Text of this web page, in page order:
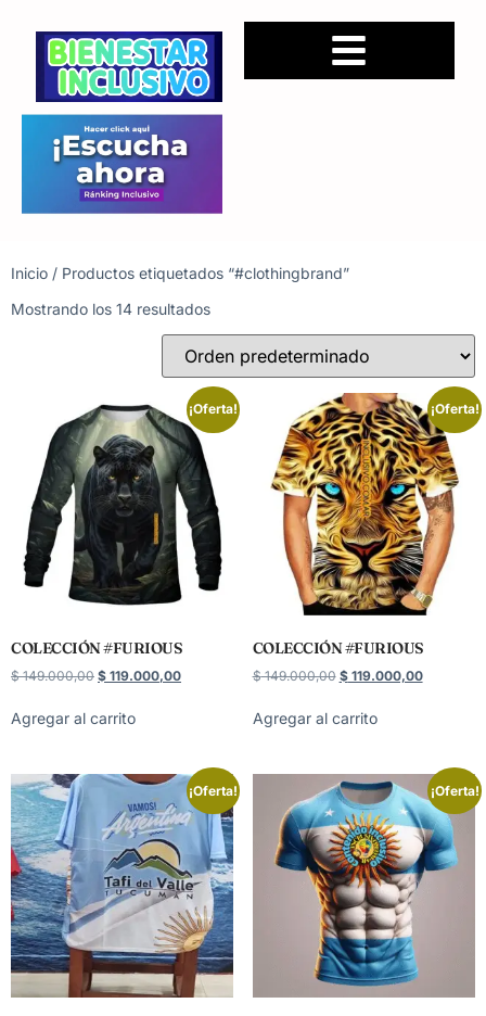
Inicio / Productos etiquetados “#clothingbrand”
Mostrando los 14 resultados
¡Oferta!
COLECCIÓN #FURIOUS
$149.000,00 $ 119.000,00
Agregar al carrito
¡Oferta!
COLECCIÓN #FURIOUS
$149.000,00 $119.000,00
Agregar al carrito
¡Oferta! ¡Oferta!